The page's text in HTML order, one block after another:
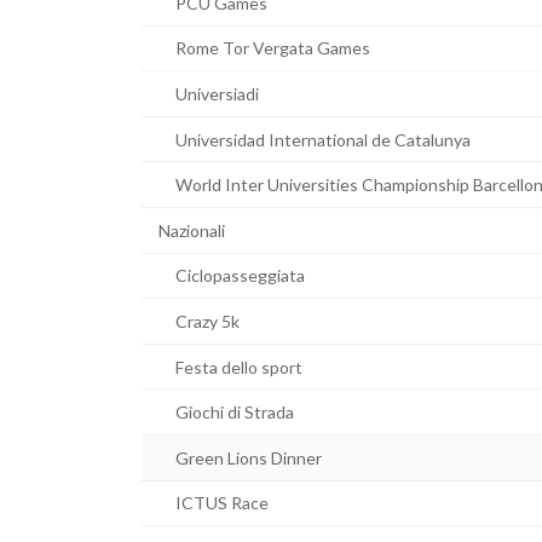
Rome Tor Vergata Games
Universiadi
Universidad International de Catalunya
World Inter Universities Championship
Nazionali
Ciclopasseggiata
Crazy 5k
Festa dello sport
Giochi di Strada
Green Lions Dinner
ICTUS Race